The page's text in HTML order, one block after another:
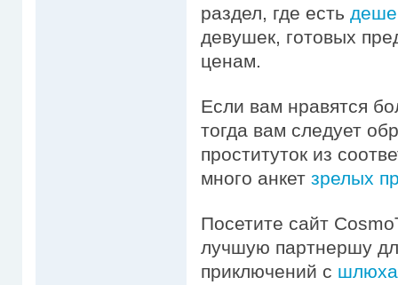
раздел, где есть
девушек, готовых
ценам.
Если вам нравятся
тогда вам следует
проституток из
много анкет зрелых
Посетите сайт
лучшую партнершу
приключений с